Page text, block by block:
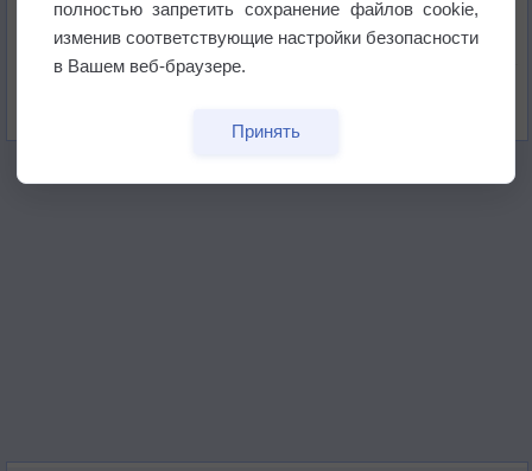
Погода в Москве 6 августа
Июль в России стал самым тёплым за всю
полностью запретить сохранение файлов cookie,
изменив соответствующие настройки безопасности
в Вашем веб-браузере.
Принять